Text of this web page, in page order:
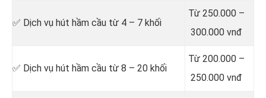
✅ Dịch vụ hút hầm cầu từ 4 – 7 khối
Từ 250.000 –
300.000 vnđ
✅ Dịch vụ hút hầm cầu từ 8 – 20 khối
Từ 200.000 –
250.000 vnđ